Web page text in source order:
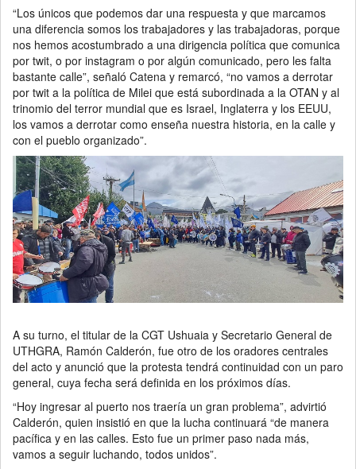
“Los únicos que podemos dar una respuesta y que marcamos
una diferencia somos los trabajadores y las trabajadoras, porque
nos hemos acostumbrado a una dirigencia política que comunica
por twit, o por instagram o por algún comunicado, pero les falta
bastante calle”, señaló Catena y remarcó, “no vamos a derrotar
por twit a la política de Milei que está subordinada a la OTAN y al
trinomio del terror mundial que es Israel, Inglaterra y los EEUU,
los vamos a derrotar como enseña nuestra historia, en la calle y
con el pueblo organizado”.
A su turno, el titular de la CGT Ushuaia y Secretario General de
UTHGRA, Ramón Calderón, fue otro de los oradores centrales
del acto y anunció que la protesta tendrá continuidad con un paro
general, cuya fecha será definida en los próximos días.
“Hoy ingresar al puerto nos traería un gran problema”, advirtió
Calderón, quien insistió en que la lucha continuará “de manera
pacífica y en las calles. Esto fue un primer paso nada más,
vamos a seguir luchando, todos unidos”.